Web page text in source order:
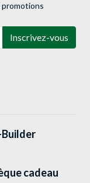
promotions
Inscrivez-vous
Builder
cadeau